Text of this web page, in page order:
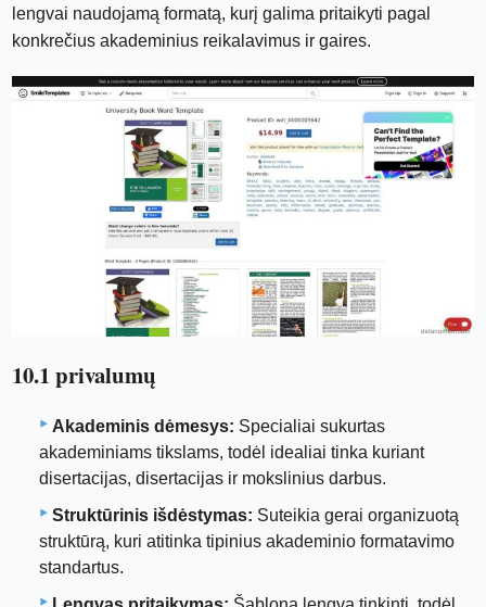
lengvai naudojamą formatą, kurį galima pritaikyti pagal
konkrečius akademinius reikalavimus ir gaires.
10.1 privalumų
Akademinis dėmesys: Specialiai sukurtas
akademiniams tikslams, todėl idealiai tinka kuriant
disertacijas, disertacijas ir mokslinius darbus.
Struktūrinis išdėstymas: Suteikia gerai organizuotą
struktūrą, kuri atitinka tipinius akademinio formatavimo
standartus.